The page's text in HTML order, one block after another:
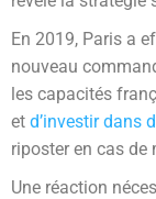
En 2019, Paris a
nouveau
les capacités
et d’investir dans
riposter en cas de
Une réaction